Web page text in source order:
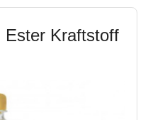
Ester Kraftstoff